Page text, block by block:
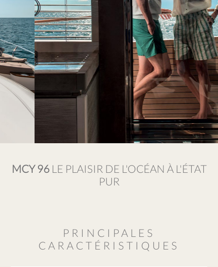
MCY 96LE PLAISIR DE L'OCÉAN À L'ÉTAT
PUR
PRINCIPALES
CARACTÉRISTIQUES